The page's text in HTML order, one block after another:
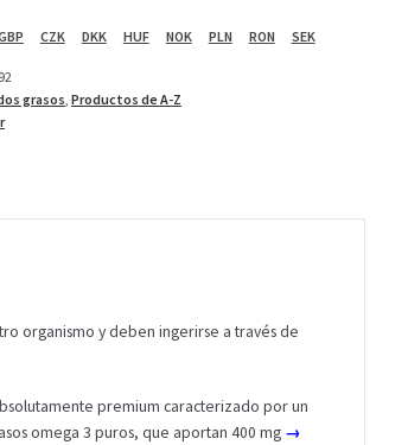
CZK DKK HUF NOK PLN RON SEK
grasos, Productos de A-Z
organismo y deben ingerirse a través de
premium caracterizado por un
omega 3 puros, que aportan 400 mg →